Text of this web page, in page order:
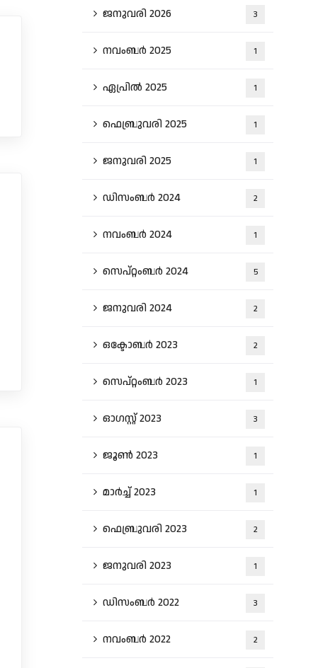
ജനുവരി 2026 3
നവംബർ 2025 1
ഏപ്രിൽ 2025 1
ഫെബ്രുവരി 2025 1
ജനുവരി 2025 1
ഡിസംബർ 2024 2
നവംബർ 2024 1
സെപ്റ്റംബർ 2024 5
ജനുവരി 2024 2
ഒക്ടോബർ 2023 2
സെപ്റ്റംബർ 2023 1
ഓഗസ്റ്റ്‌ 2023 3
ജൂൺ 2023 1
മാർച്ച്‌ 2023 1
ഫെബ്രുവരി 2023 2
ജനുവരി 2023 1
ഡിസംബർ 2022 3
നവംബർ 2022 2